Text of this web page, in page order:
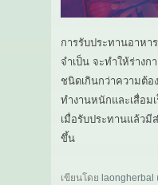
การรับประทานอาหา
จำเป็น จะทำให้ร่างก
ชนิดเกินกว่าความต้อ
ทำงานหนักและเสื่อม
เมื่อรับประทานแล้วมี
ขึ้น
เขียนโดย laongherbal